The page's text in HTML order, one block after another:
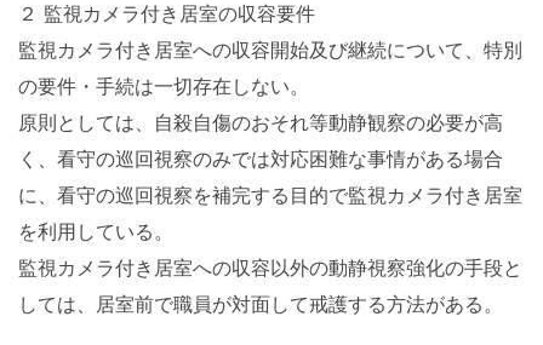
２ 監視カメラ付き居室の収容要件
監視カメラ付き居室への収容開始及び継続について、特別
の要件・手続は一切存在しない。
原則としては、自殺自傷のおそれ等動静観察の必要が高
く、看守の巡回視察のみでは対応困難な事情がある場合
に、看守の巡回視察を補完する目的で監視カメラ付き居室
を利用している。
監視カメラ付き居室への収容以外の動静視察強化の手段と
しては、居室前で職員が対面して戒護する方法がある。